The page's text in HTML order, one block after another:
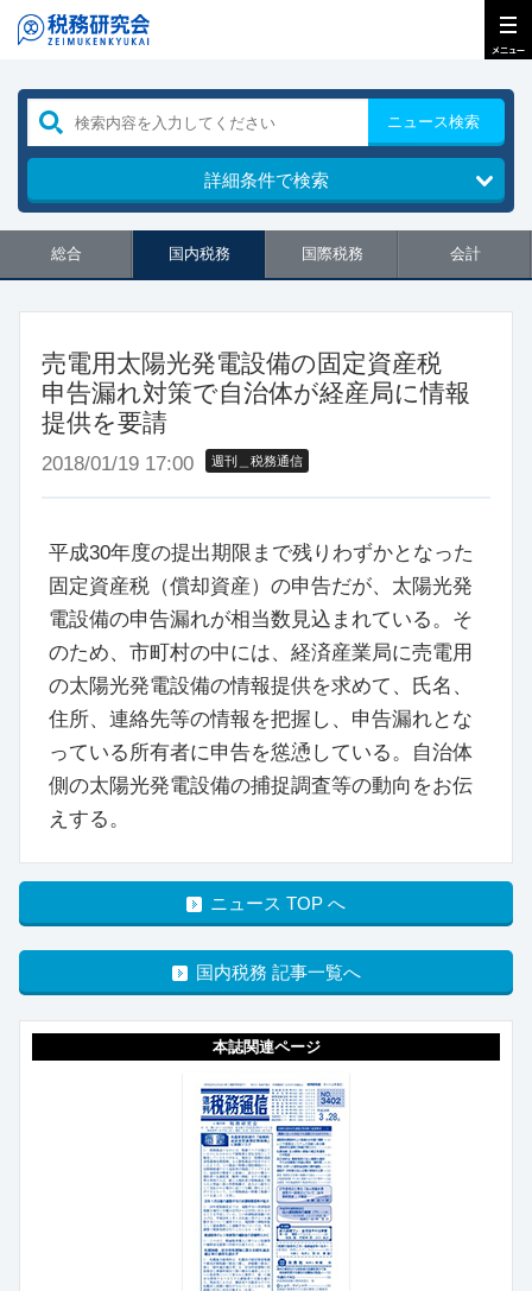
ニュース検索
詳細条件で検索
総合 国内税務 国際税務 会計
売電用太陽光発電設備の固定資産税
申告漏れ対策で自治体が経産局に情報
提供を要請
2018/01/19 17:00 週刊＿税務通信
平成30年度の提出期限まで残りわずかとなった
固定資産税（償却資産）の申告だが、太陽光発
電設備の申告漏れが相当数見込まれている。そ
のため、市町村の中には、経済産業局に売電用
の太陽光発電設備の情報提供を求めて、氏名、
住所、連絡先等の情報を把握し、申告漏れとな
っている所有者に申告を慫慂している。自治体
側の太陽光発電設備の捕捉調査等の動向をお伝
えする。
ニュース TOP へ
国内税務 記事一覧へ
本誌関連ページ